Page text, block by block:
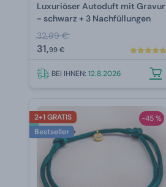
Luxuriöser Autoduft mit Gravur
- schwarz + 3 Nachfüllungen
32,99 €
31,99 €
BEI IHNEN: 12.8.2026
-45 %
2+1 GRATIS
Bestseller